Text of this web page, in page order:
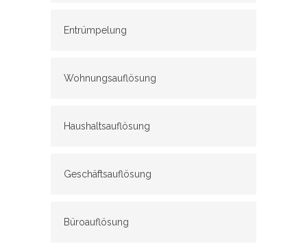
Entrümpelung
Wohnungsauflösung
Haushaltsauflösung
Geschäftsauflösung
Büroauflösung